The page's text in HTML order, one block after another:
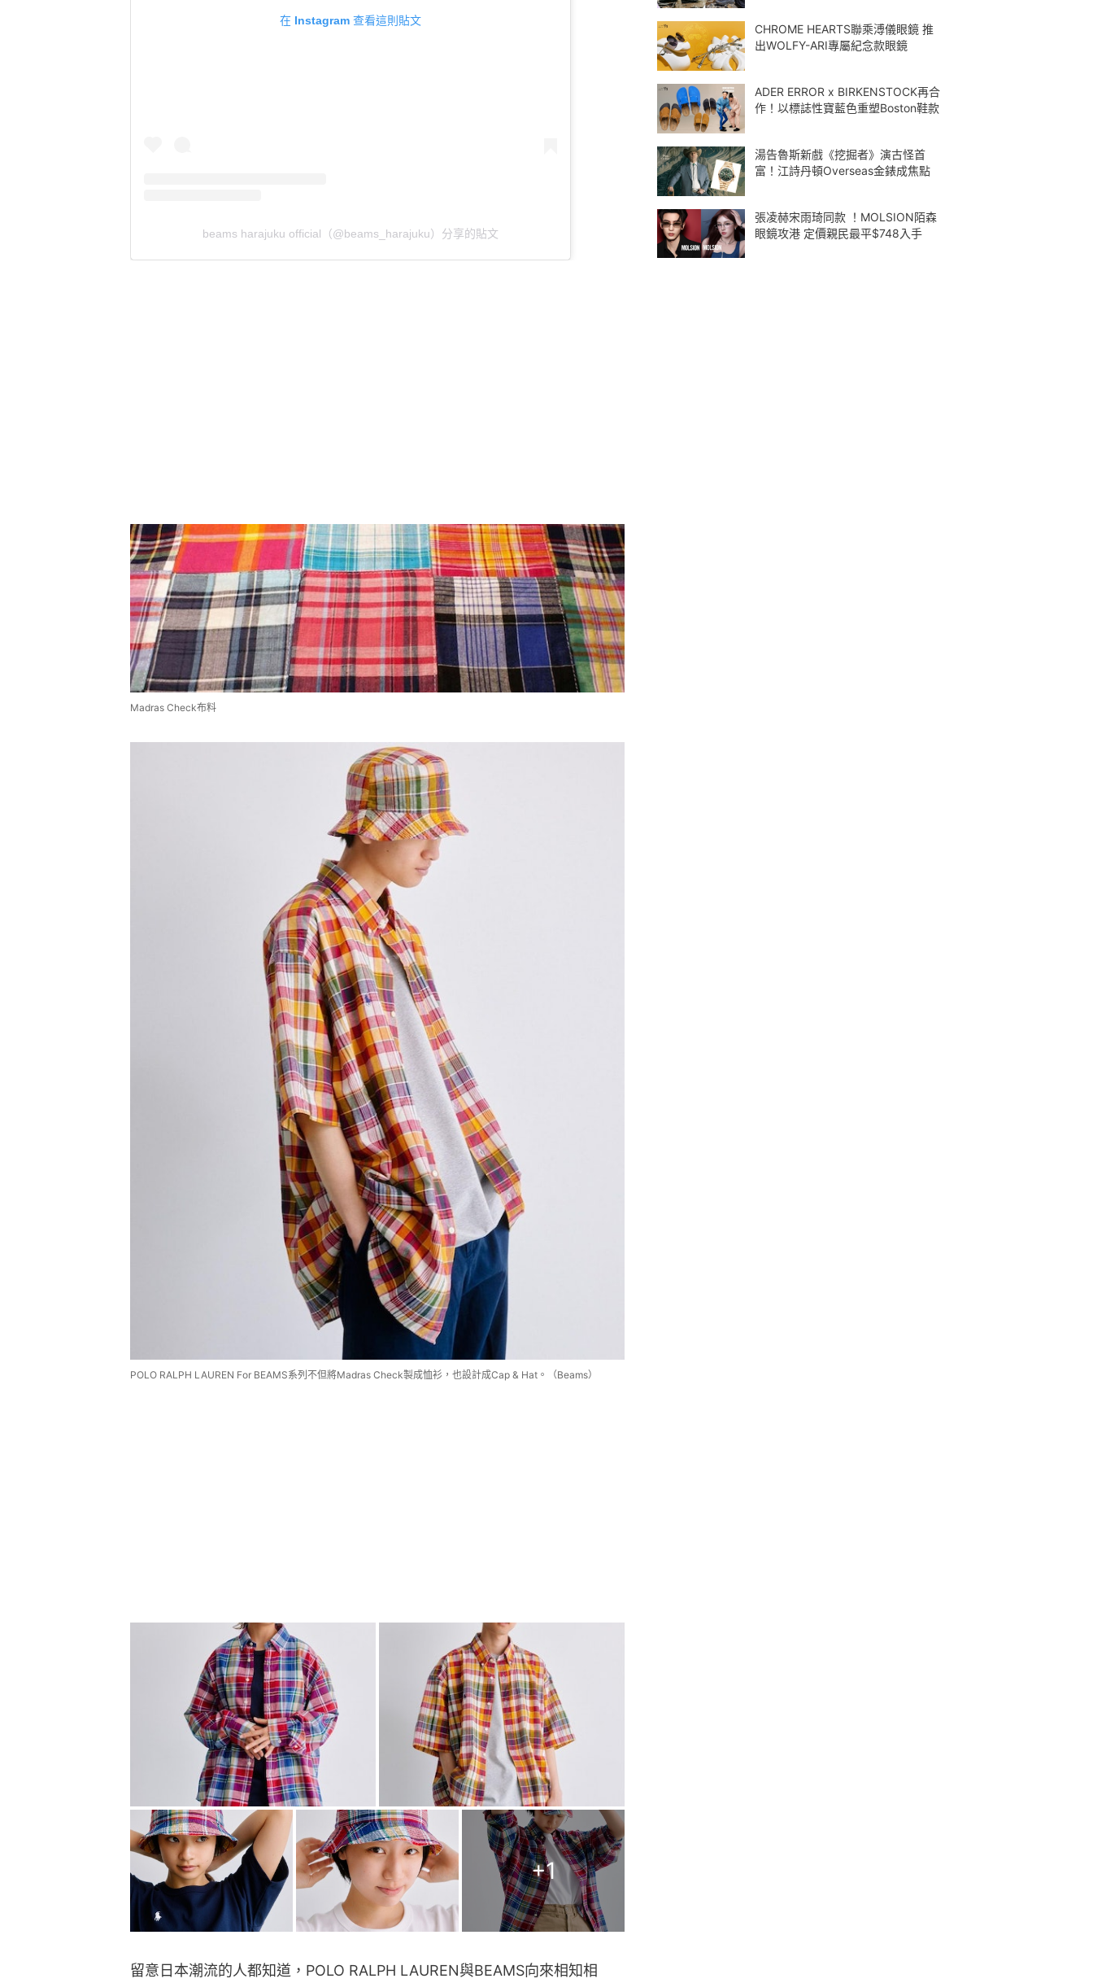
在 Instagram 查看這則貼文
beams harajuku official（@beams_harajuku）分享的貼文
Madras Check布料
POLO RALPH LAUREN For BEAMS系列不但將Madras Check製成恤衫，也設計成Cap & Hat。（Beams）
+1
留意日本潮流的人都知道，POLO RALPH LAUREN與BEAMS向來相知相
CHROME HEARTS聯乘溥儀眼鏡 推
出WOLFY-ARI專屬紀念款眼鏡
ADER ERROR x BIRKENSTOCK再合
作！以標誌性寶藍色重塑Boston鞋款
湯告魯斯新戲《挖掘者》演古怪首
富！江詩丹頓Overseas金錶成焦點
張凌赫宋雨琦同款 ！MOLSION陌森
眼鏡攻港 定價親民最平$748入手